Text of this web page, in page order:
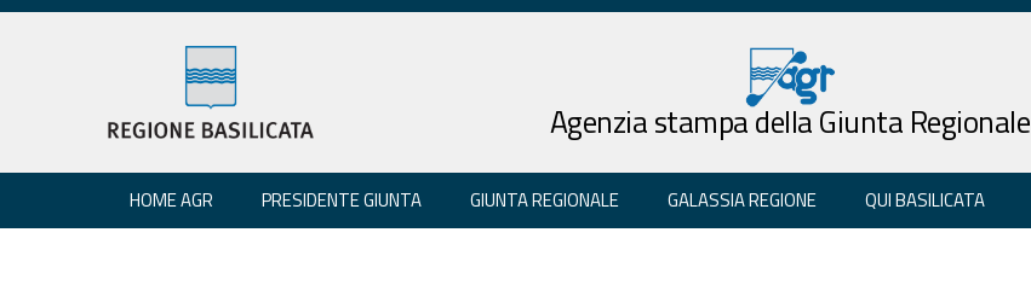
Agenzia stampa della Giunta Regionale
HOME AGR PRESIDENTE GIUNTA GIUNTA REGIONALE GALASSIA REGIONE QUI BASILICATA